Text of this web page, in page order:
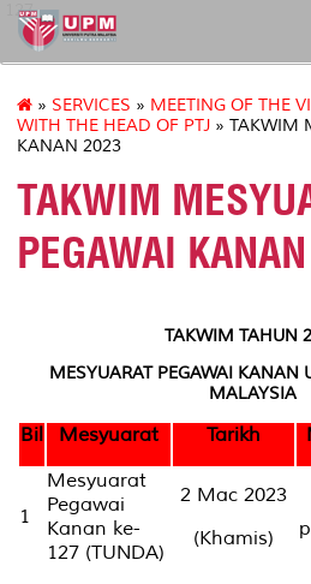
127
» SERVICES » MEETING OF THE
WITH THE HEAD OF PTJ » TAKWIM
KANAN 2023
TAKWIM
PEGAWAI
TAKWIM TAHUN
MESYUARAT PEGAWAI KANAN
MALAYSIA
Bil Mesyuarat Tarikh
1
Mesyuarat
Pegawai
Kanan ke-
127 (TUNDA)
2 Mac 2023
(Khamis)